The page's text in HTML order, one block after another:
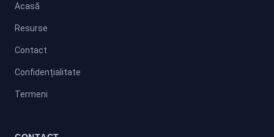
Acasă
Resurse
Contact
Confidențialitate
Termeni